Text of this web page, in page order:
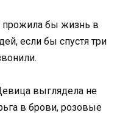
бы жизнь в
если бы спустя три
выглядела не
в брови, розовые